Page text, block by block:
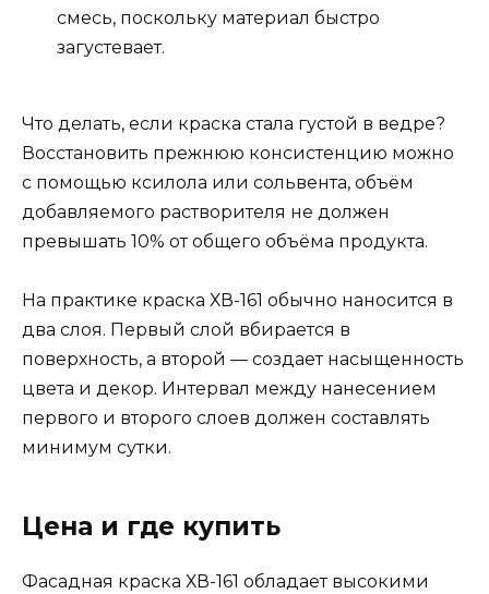
смесь, поскольку материал быстро
загустевает.
Что делать, если краска стала густой в ведре?
Восстановить прежнюю консистенцию можно
с помощью ксилола или сольвента, объём
добавляемого растворителя не должен
превышать 10% от общего объёма продукта.
На практике краска ХВ-161 обычно наносится в
два слоя. Первый слой вбирается в
поверхность, а второй — создает насыщенность
цвета и декор. Интервал между нанесением
первого и второго слоев должен составлять
минимум сутки.
Цена и где купить
Фасадная краска ХВ-161 обладает высокими